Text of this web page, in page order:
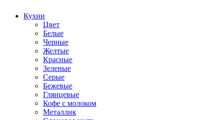
Кухни
Цвет
Белые
Черные
Желтые
Красные
Зеленые
Серые
Бежевые
Глянцевые
Кофе с молоком
Металлик